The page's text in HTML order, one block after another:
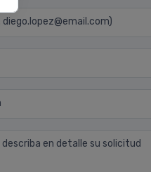
diego.lopez@email.com)
en detalle su solicitud